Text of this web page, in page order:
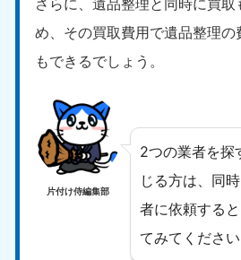
め、その買取費用で遺品整理の
もできるでしょう。
片付け侍編集部
2つの業者を探
じる方は、同
者に依頼する
てみてください